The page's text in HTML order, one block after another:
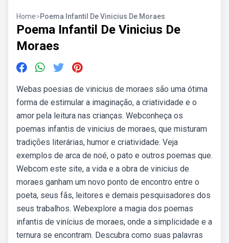
Home>Poema Infantil De Vinicius De Moraes
Poema Infantil De Vinicius De
Moraes
Webas poesias de vinicius de moraes são uma ótima
forma de estimular a imaginação, a criatividade e o
amor pela leitura nas crianças. Webconheça os
poemas infantis de vinicius de moraes, que misturam
tradições literárias, humor e criatividade. Veja
exemplos de arca de noé, o pato e outros poemas que.
Webcom este site, a vida e a obra de vinicius de
moraes ganham um novo ponto de encontro entre o
poeta, seus fãs, leitores e demais pesquisadores dos
seus trabalhos. Webexplore a magia dos poemas
infantis de vinícius de moraes, onde a simplicidade e a
ternura se encontram. Descubra como suas palavras